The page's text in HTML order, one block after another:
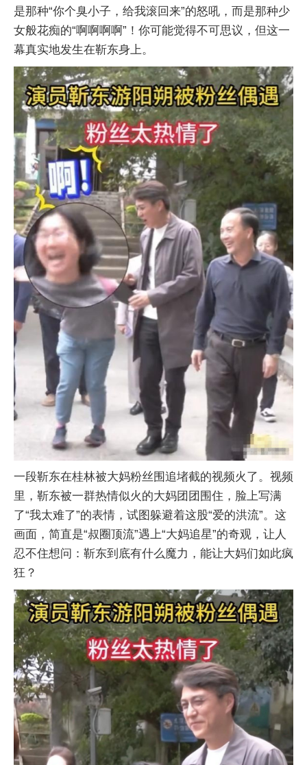
是那种“你个臭小子，给我滚回来”的怒吼，而是那种少
女般花痴的“啊啊啊啊”！你可能觉得不可思议，但这一
幕真实地发生在靳东身上。
一段靳东在桂林被大妈粉丝围追堵截的视频火了。视频
里，靳东被一群热情似火的大妈团团围住，脸上写满
了“我太难了”的表情，试图躲避着这股“爱的洪流”。这
画面，简直是“叔圈顶流”遇上“大妈追星”的奇观，让人
忍不住想问：靳东到底有什么魔力，能让大妈们如此疯
狂？